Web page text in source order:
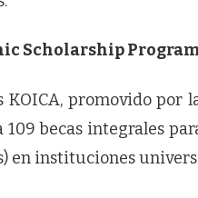
Scholarship
KOICA, promovido por
109 becas integrales
en instituciones